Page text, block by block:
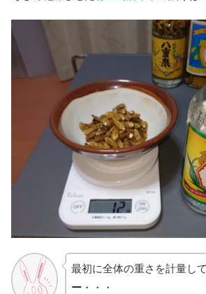
最初に全体の重さを計量し
ー・・・